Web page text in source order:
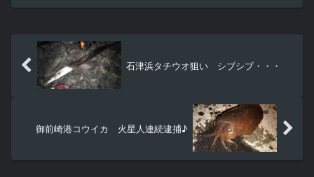
石津浜タチウオ狙い シブシブ・・・
御前崎港コウイカ 火星人連続逮捕♪